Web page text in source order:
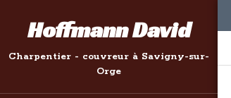
Hoffmann David
Charpentier - couvreur à Savigny-sur-
Orge